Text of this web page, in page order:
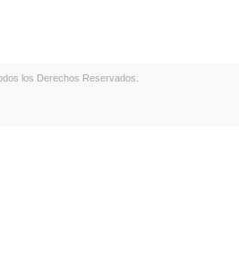
los Derechos Reservados.